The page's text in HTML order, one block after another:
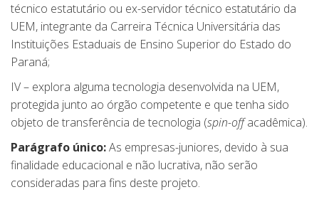
técnico estatutário ou ex-servidor técnico estatutário da
UEM, integrante da Carreira Técnica Universitária das
Instituições Estaduais de Ensino Superior do Estado do
Paraná;
IV – explora alguma tecnologia desenvolvida na UEM,
protegida junto ao órgão competente e que tenha sido
objeto de transferência de tecnologia (spin-offacadêmica).
Parágrafo único:As empresas-juniores, devido à sua
finalidade educacional e não lucrativa, não serão
consideradas para fins deste projeto.